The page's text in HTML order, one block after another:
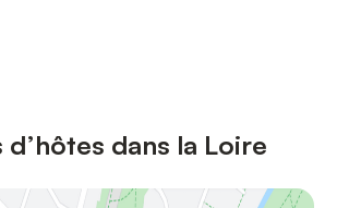
dans la Loire